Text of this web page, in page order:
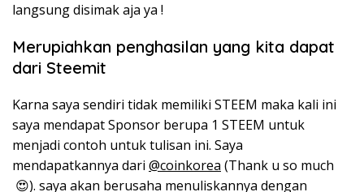
langsung disimak aja ya !
Merupiahkan penghasilan yang kita dapat
dari Steemit
Karna saya sendiri tidak memiliki STEEM maka kali ini
saya mendapat Sponsor berupa 1 STEEM untuk
menjadi contoh untuk tulisan ini. Saya
mendapatkannya dari @coinkorea (Thank u so much
😍). saya akan berusaha menuliskannya dengan